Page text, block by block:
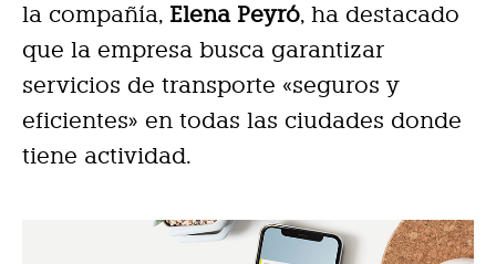
la compañía, Elena Peyró, ha destacado
que la empresa busca garantizar
servicios de transporte «seguros y
eficientes» en todas las ciudades donde
tiene actividad.